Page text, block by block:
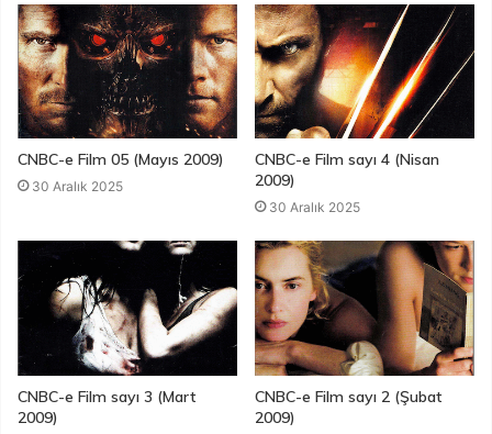
CNBC-e Film 05 (Mayıs 2009)
30 Aralık 2025
CNBC-e Film sayı 4 (Nisan
2009)
30 Aralık 2025
CNBC-e Film sayı 3 (Mart
2009)
CNBC-e Film sayı 2 (Şubat
2009)